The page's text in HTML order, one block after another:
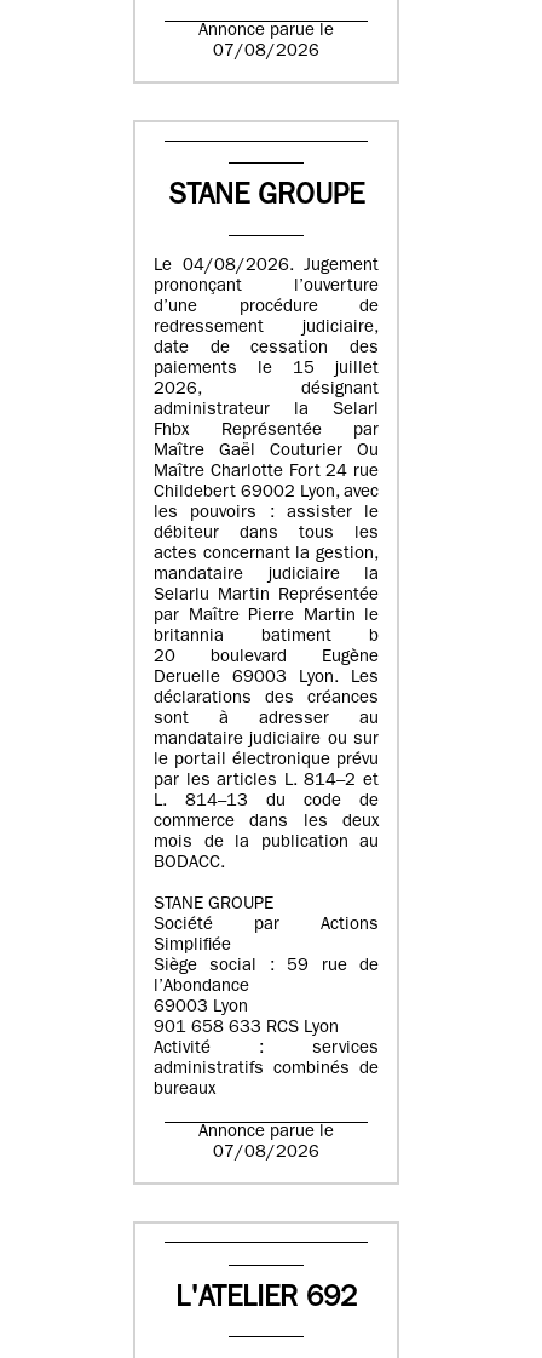
Annonce parue le
07/08/2026
STANE GROUPE
Le 04/08/2026. Jugement
prononçant l’ouverture
d’une procédure de
redressement judiciaire,
date de cessation des
paiements le 15 juillet
2026, désignant
administrateur la Selarl
Fhbx Représentée par
Maître Gaël Couturier Ou
Maître Charlotte Fort 24 rue
Childebert 69002 Lyon, avec
les pouvoirs : assister le
débiteur dans tous les
actes concernant la gestion,
mandataire judiciaire la
Selarlu Martin Représentée
par Maître Pierre Martin le
britannia batiment b
20 boulevard Eugène
Deruelle 69003 Lyon. Les
déclarations des créances
sont à adresser au
mandataire judiciaire ou sur
le portail électronique prévu
par les articles L. 814–2 et
L. 814–13 du code de
commerce dans les deux
mois de la publication au
BODACC.
STANE GROUPE
Société par Actions
Simplifiée
Siège social : 59 rue de
l’Abondance
69003 Lyon
901 658 633 RCS Lyon
Activité : services
administratifs combinés de
bureaux
Annonce parue le
07/08/2026
L'ATELIER 692